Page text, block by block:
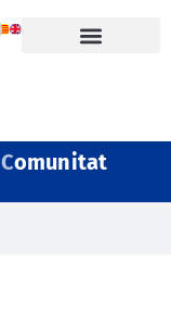
Comunitat